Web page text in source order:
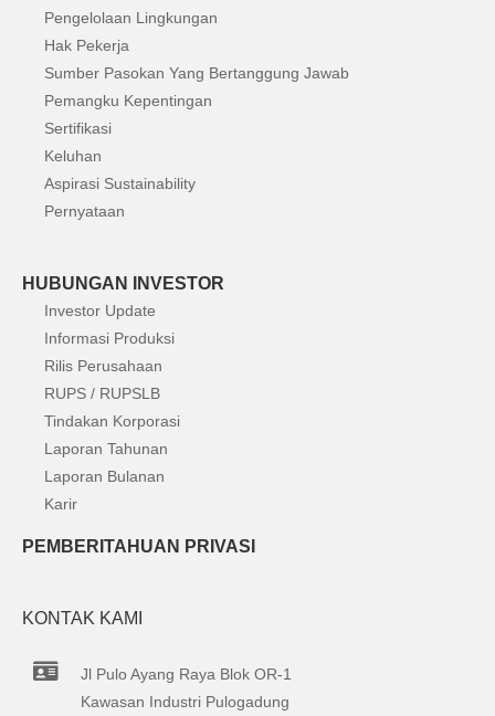
Pengelolaan Lingkungan
Hak Pekerja
Sumber Pasokan Yang Bertanggung Jawab
Pemangku Kepentingan
Sertifikasi
Keluhan
Aspirasi Sustainability
Pernyataan
HUBUNGAN INVESTOR
Investor Update
Informasi Produksi
Rilis Perusahaan
RUPS / RUPSLB
Tindakan Korporasi
Laporan Tahunan
Laporan Bulanan
Karir
PEMBERITAHUAN PRIVASI
KONTAK KAMI
Jl Pulo Ayang Raya Blok OR-1
Kawasan Industri Pulogadung